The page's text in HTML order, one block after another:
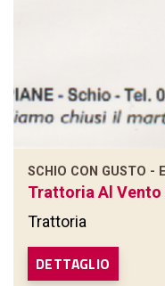
SCHIO CON GUSTO -
Trattoria Al Vento
Trattoria
DETTAGLIO